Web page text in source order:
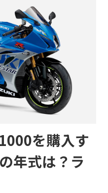
を購入す
年式は？ラ